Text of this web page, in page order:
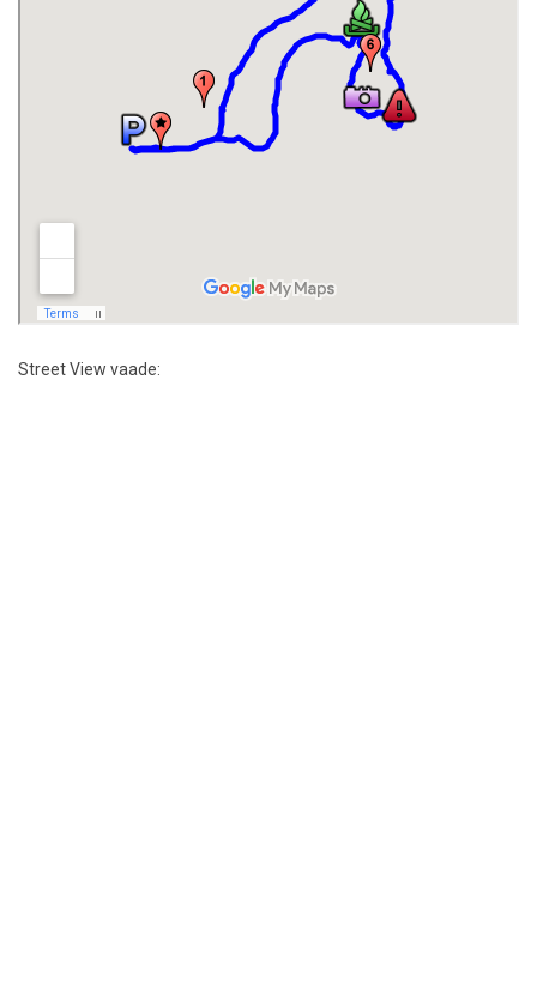
Street View vaade: